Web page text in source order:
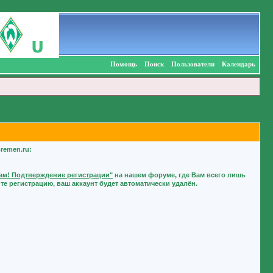
Помощь Поиск Пользователи Календарь
Подтверждение регистрации" на нашем форуме, где Вам всего лишь
ваш аккаунт будет автоматически удалён.